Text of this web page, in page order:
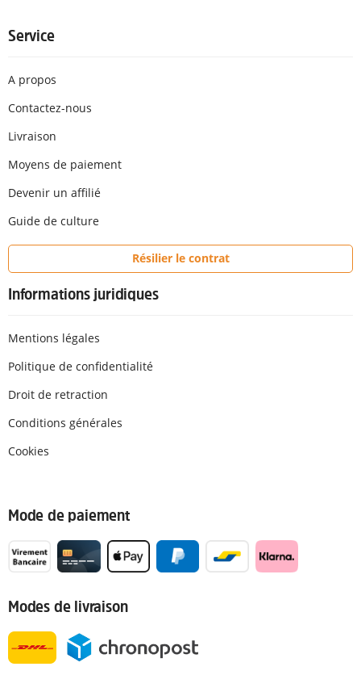
Service
A propos
Contactez-nous
Livraison
Moyens de paiement
Devenir un affilié
Guide de culture
Résilier le contrat
Informations juridiques
Mentions légales
Politique de confidentialité
Droit de retraction
Conditions générales
Cookies
Mode de paiement
Modes de livraison